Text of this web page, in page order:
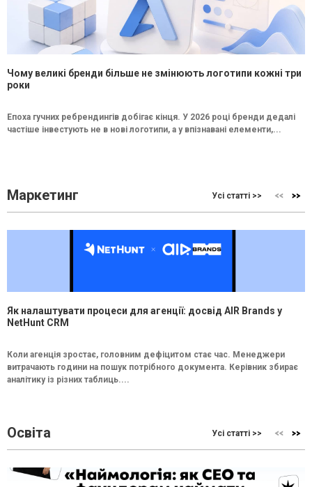
Чому великі бренди більше не змінюють логотипи кожні три
роки
Епоха гучних ребрендингів добігає кінця. У 2026 році бренди дедалі
частіше інвестують не в нові логотипи, а у впізнавані елементи,...
Маркетинг Усі статті >>
Як налаштувати процеси для агенції: досвід AIR Brands у
NetHunt CRM
Коли агенція зростає, головним дефіцитом стає час. Менеджери
витрачають години на пошук потрібного документа. Керівник збирає
аналітику із різних таблиць....
Освіта Усі статті >>